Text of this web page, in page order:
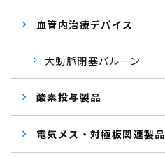
血管内治療デバイス
大動脈閉塞バルーン
酸素投与製品
電気メス・対極板関連製品